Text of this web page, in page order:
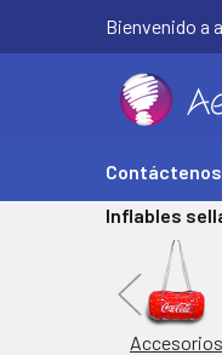
Bienvenido a
Contáctenos
Inflables
Accesorios